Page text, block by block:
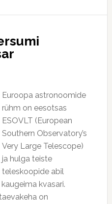
Euroopa astronoomide
rühm on eesotsas
ESOVLT (European
Southern Observatory’s
Very Large Telescope)
ja hulga teiste
teleskoopide abil
kvasari.
on